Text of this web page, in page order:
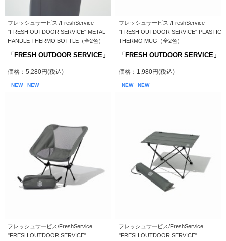
フレッシュサービス /FreshService
"FRESH OUTDOOR SERVICE" METAL
HANDLE THERMO BOTTLE（全2色）
「FRESH OUTDOOR SERVICE」
価格：5,280円(税込)
フレッシュサービス /FreshService
"FRESH OUTDOOR SERVICE" PLASTIC
THERMO MUG（全2色）
「FRESH OUTDOOR SERVICE」
価格：1,980円(税込)
NEW NEW
フレッシュサービス/FreshService
"FRESH OUTDOOR SERVICE"
NEW NEW
フレッシュサービス/FreshService
"FRESH OUTDOOR SERVICE"